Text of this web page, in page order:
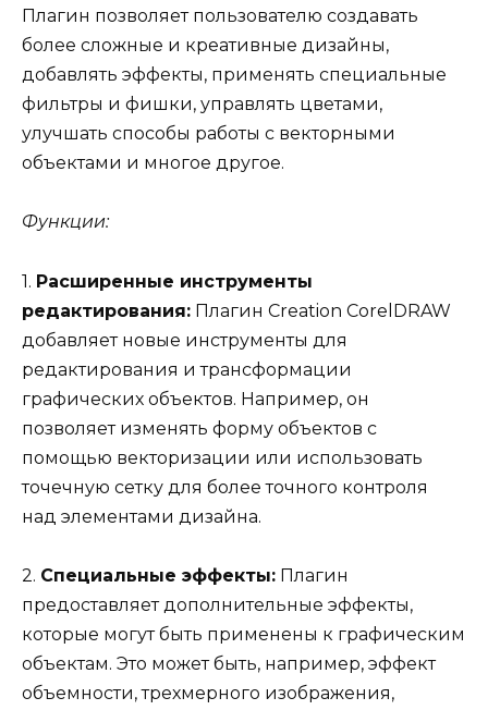
Плагин позволяет пользователю создавать
более сложные и креативные дизайны,
добавлять эффекты, применять специальные
фильтры и фишки, управлять цветами,
улучшать способы работы с векторными
объектами и многое другое.
Функции:
1. Расширенные инструменты
редактирования: Плагин Creation CorelDRAW
добавляет новые инструменты для
редактирования и трансформации
графических объектов. Например, он
позволяет изменять форму объектов с
помощью векторизации или использовать
точечную сетку для более точного контроля
над элементами дизайна.
2. Специальные эффекты: Плагин
предоставляет дополнительные эффекты,
которые могут быть применены к графическим
объектам. Это может быть, например, эффект
объемности, трехмерного изображения,